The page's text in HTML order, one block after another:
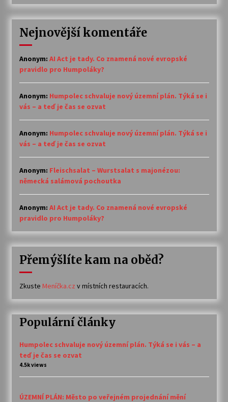
Nejnovější komentáře
Anonym: AI Act je tady. Co znamená nové evropské
pravidlo pro Humpoláky?
Anonym: Humpolec schvaluje nový územní plán. Týká se i
vás – a teď je čas se ozvat
Anonym: Humpolec schvaluje nový územní plán. Týká se i
vás – a teď je čas se ozvat
Anonym: Fleischsalat – Wurstsalat s majonézou:
německá salámová pochoutka
Anonym: AI Act je tady. Co znamená nové evropské
pravidlo pro Humpoláky?
Přemýšlíte kam na oběd?
Zkuste Meníčka.cz v místních restauracích.
Populární články
Humpolec schvaluje nový územní plán. Týká se i vás – a
teď je čas se ozvat
4.5k views
ÚZEMNÍ PLÁN: Město po veřejném projednání mění